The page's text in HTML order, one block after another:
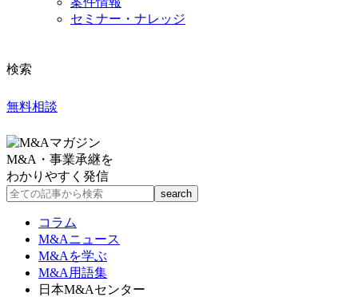
セミナー・ナレッジ
検索
無料相談
M&A・事業承継を
わかりやすく発信
コラム
M&Aニュース
M&Aを学ぶ
M&A用語集
日本M&Aセンター